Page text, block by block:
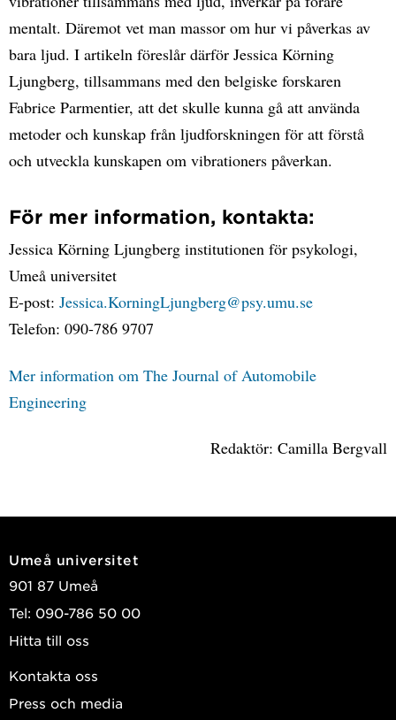
mentalt. Däremot vet man massor om hur vi påverkas av
bara ljud. I artikeln föreslår därför Jessica Körning
Ljungberg, tillsammans med den belgiske forskaren
Fabrice Parmentier, att det skulle kunna gå att använda
metoder och kunskap från ljudforskningen för att förstå
och utveckla kunskapen om vibrationers påverkan.
För mer information, kontakta:
Jessica Körning Ljungberg institutionen för psykologi,
Umeå universitet
E-post: Jessica.KorningLjungberg@psy.umu.se
Telefon: 090-786 9707
Mer information om The Journal of Automobile
Engineering
Redaktör: Camilla Bergvall
Umeå universitet
901 87 Umeå
Tel: 090-786 50 00
Hitta till oss
Kontakta oss
Press och media